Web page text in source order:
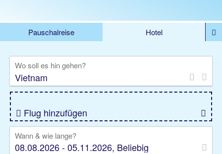
Pauschalreise
Hotel
Rundreise
Kreuzfahrt
Gruppenreise
Camper Privattransfer
Wo soll es hin gehen?
Flug hinzufügen
Wann & wie lange?
08.08.2026 - 05.11.2026, Beliebig